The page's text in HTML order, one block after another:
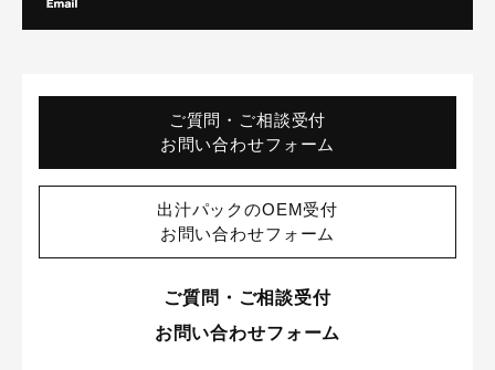
ご質問・ご相談受付
お問い合わせフォーム
出汁パックのOEM受付
お問い合わせフォーム
ご質問・ご相談受付
お問い合わせフォーム